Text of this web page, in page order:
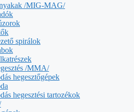
/MIG-MAG/
spirálok
/MMA/
hegesztőgépek
hegesztési tartozékok